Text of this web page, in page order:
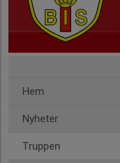
Hem
Nyheter
Truppen